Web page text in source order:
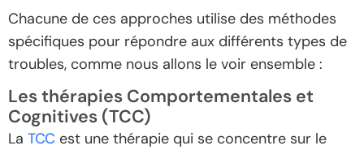
Chacune de ces approches utilise des méthodes
spécifiques pour répondre aux différents types de
troubles, comme nous allons le voir ensemble :
Les thérapies Comportementales et
Cognitives (TCC)
La TCC est une thérapie qui se concentre sur le